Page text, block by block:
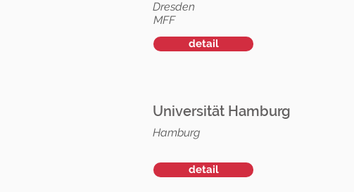
Dresden
MFF
detail
Universität Hamburg
Hamburg
detail